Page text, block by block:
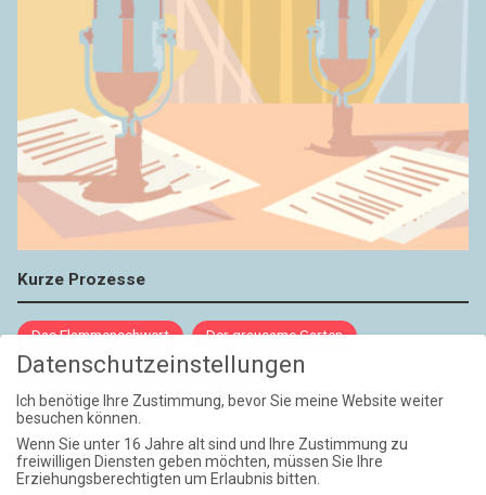
Kurze Prozesse
Das Flammenschwert Der grausame Garten
NIEMALS UND AUCH DANN NICHT
Weite Reisen
Atlantische Turbulenzen DIE ELF
Datenschutzeinstellungen
Ich benötige Ihre Zustimmung, bevor Sie meine Website weiter
besuchen können.
Wenn Sie unter 16 Jahre alt sind und Ihre Zustimmung zu
freiwilligen Diensten geben möchten, müssen Sie Ihre
Erziehungsberechtigten um Erlaubnis bitten.